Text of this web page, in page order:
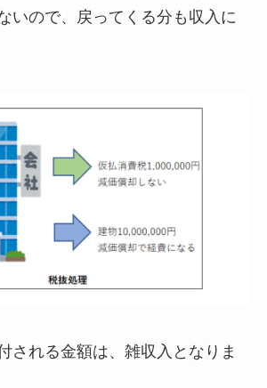
いので、戻ってくる分も収入に
される金額は、雑収入となりま